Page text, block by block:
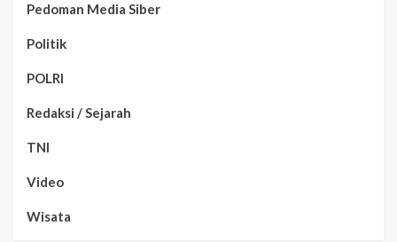
Pedoman Media Siber
Politik
POLRI
Redaksi / Sejarah
TNI
Video
Wisata